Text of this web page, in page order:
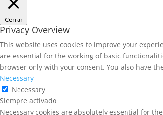
Cerrar
Privacy Overview
This website uses cookies to improve your
are essential for the working of basic
browser only with your consent. You also have
Necessary
Necessary
Siempre activado
Necessary cookies are absolutely essential for